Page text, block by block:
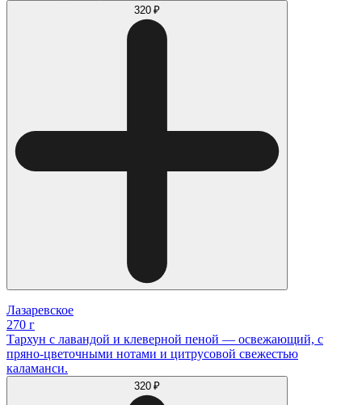
320 ₽
Лазаревское
270 г
Тархун с лавандой и клеверной пеной — освежающий, с
пряно‐цветочными нотами и цитрусовой свежестью
каламанси.
320 ₽